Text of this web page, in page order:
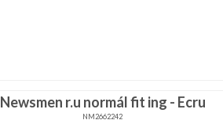
Newsmen r.u normál fit ing - Ecru
NM2662242